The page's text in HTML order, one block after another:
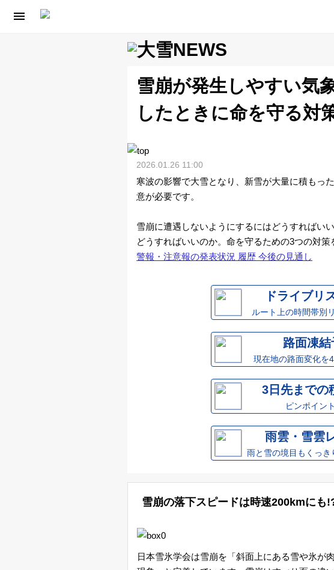

雪崩が発生しやすい気
したときに命を守る対
2026.01.26 11:00
寒波の影響で大雪となり、新雪が大量に積もっ
意が必要です。
雪崩に遭遇しないようにするにはどうすればい
どうすればいいのか。命を守るための3つの対策
警報・注意報の発表状況 履歴 今後の見通し
ドライブリ
ルート上の時間帯別
路面凍結
現在地の路面変化を
3日先までの
ピンポイン
雨雲・雪雲
雨と雪の境目もくっき
雪崩の落下スピードは時速200kmにも
日本雪氷学会は雪崩を「斜面上にある雪や氷が